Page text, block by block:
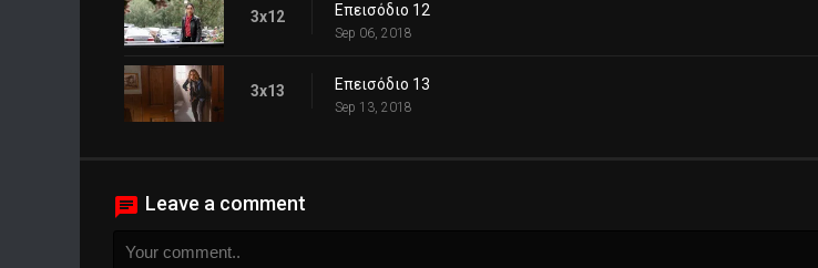
3x12 Επεισόδιο 12
Sep 06, 2018
3x13 Επεισόδιο 13
Sep 13, 2018
Leave a comment